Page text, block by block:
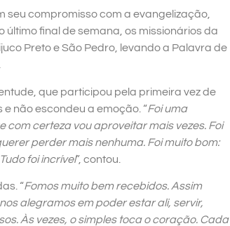
seu compromisso com a evangelização,
final de semana, os missionários da
Preto e São Pedro, levando a Palavra de
que participou pela primeira vez de
não escondeu a emoção. “Foi uma
com certeza vou aproveitar mais vezes. Foi
perder mais nenhuma. Foi muito bom:
foi incrível”, contou.
“Fomos muito bem recebidos. Assim
alegramos em poder estar ali, servir,
Às vezes, o simples toca o coração. Cada